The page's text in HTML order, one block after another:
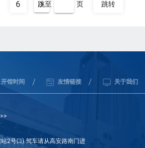
6 跳至 页 跳转
开馆时间 / 友情链接 / 关于我们
2号口) 驾车请从高安路南门进